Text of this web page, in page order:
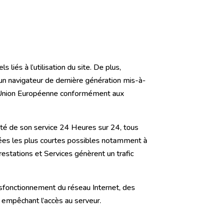
liés à l’utilisation du site. De plus,
navigateur de dernière génération mis-à-
Européenne conformément aux
de son service 24 Heures sur 24, tous
les plus courtes possibles notamment à
et Services génèrent un trafic
du réseau Internet, des
l’accès au serveur.